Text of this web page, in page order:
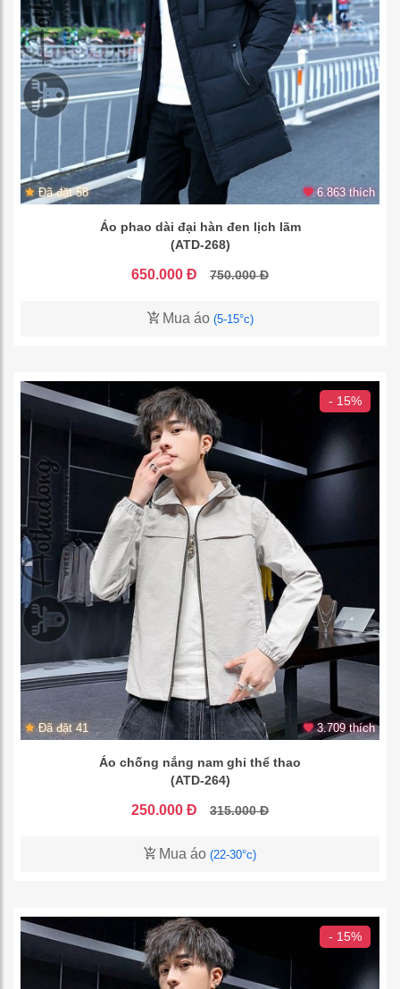
Đã đặt 58 6.863 thích
Áo phao dài đại hàn đen lịch lãm
(ATD-268)
650.000 Đ 750.000 Đ
Mua áo (5-15°c)
- 15%
Đã đặt 41 3.709 thích
Áo chống nắng nam ghi thể thao
(ATD-264)
250.000 Đ 315.000 Đ
Mua áo (22-30°c)
- 15%